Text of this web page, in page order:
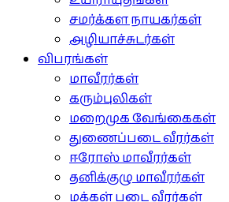
சமர்க்கள நாயகர்கள்
அழியாச்சுடர்கள்
விபரங்கள்
மாவீரர்கள்
கரும்புலிகள்
மறைமுக வேங்கைகள்
துணைப்படை வீரர்கள்
ஈரோஸ் மாவீரர்கள்
தனிக்குழு மாவீரர்கள்
மக்கள் படை வீரர்கள்